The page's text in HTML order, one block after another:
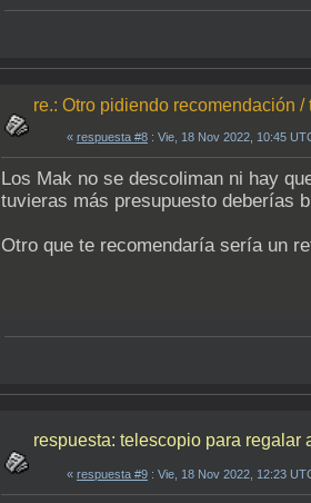
re.: Otro pidiendo recomendación
« respuesta #8 : Vie, 18 Nov 2022, 10:45
Los Mak no se descoliman ni hay
tuvieras más presupuesto deberías
Otro que te recomendaría sería un
respuesta: telescopio para regalar
« respuesta #9 : Vie, 18 Nov 2022, 12:23